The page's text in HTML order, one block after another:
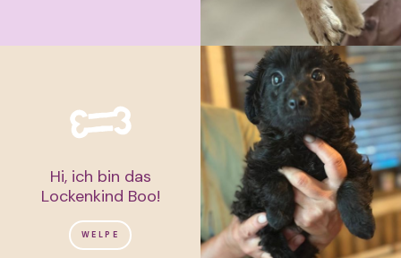
Hi, ich bin das
Lockenkind Boo!
WELPE